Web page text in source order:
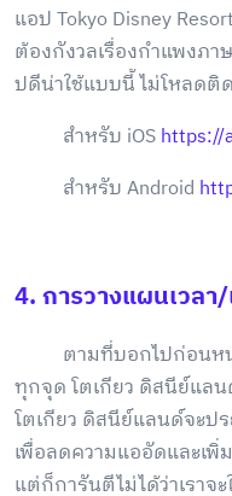
แอป Tokyo Disney
ต้องกังวลเรื่องกำแพงภา
ปดีน่าใช้แบบนี้ ไม่โหลดติ
สำหรับ iOShttps://
สำหรับ Android
4. การวางแผนเวลา
ตามที่บอกไปก่อนหน้
ทุกจุด โตเกียว ดิสนีย์แล
โตเกียว ดิสนีย์แลนด์จะป
เพื่อลดความแออัดและเ
แต่ก็การันตีไม่ได้ว่าเราจ